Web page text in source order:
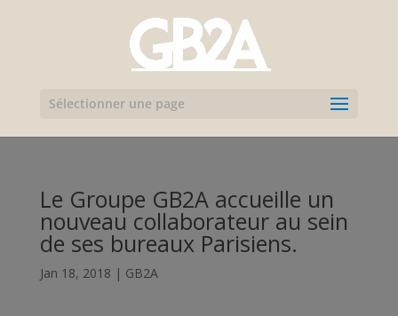
Sélectionner une page
Le Groupe GB2A accueille un
nouveau collaborateur au sein
de ses bureaux Parisiens.
Jan 18, 2018 | GB2A